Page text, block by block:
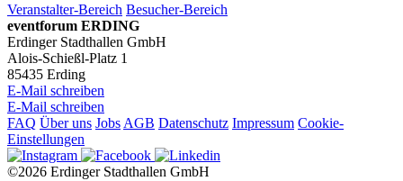
Veranstalter-Bereich Besucher-Bereich
eventforum ERDING
Erdinger Stadthallen GmbH
Alois-Schießl-Platz 1
85435 Erding
E-Mail schreiben
E-Mail schreiben
FAQ Über uns Jobs AGB Datenschutz Impressum Cookie-
Einstellungen
©2026 Erdinger Stadthallen GmbH